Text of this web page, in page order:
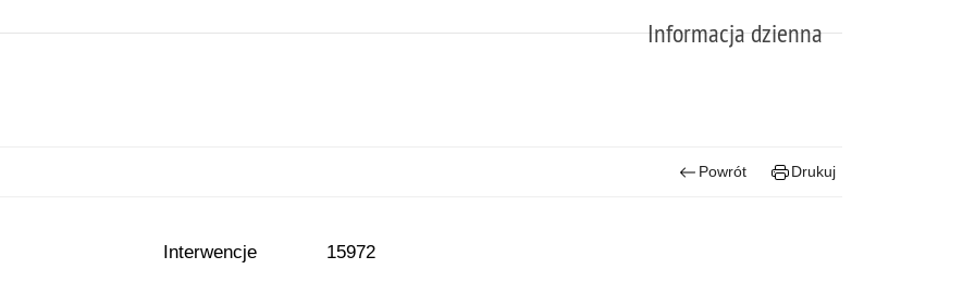
Informacja dzienna
Powrót Drukuj
Interwencje 15972